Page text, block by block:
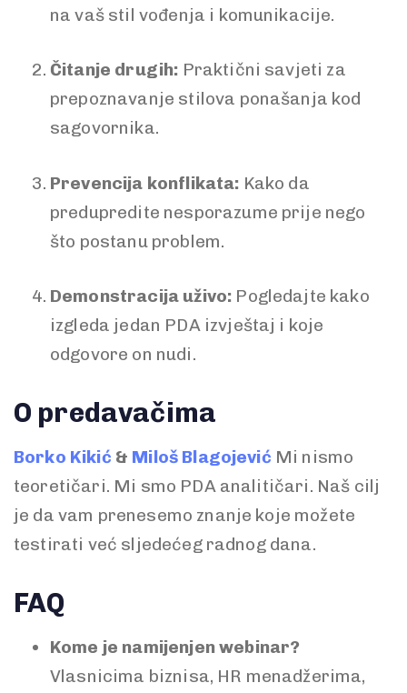
na vaš stil vođenja i komunikacije.
Čitanje drugih: Praktični savjeti za
prepoznavanje stilova ponašanja kod
sagovornika.
Prevencija konflikata: Kako da
predupredite nesporazume prije nego
što postanu problem.
Demonstracija uživo: Pogledajte kako
izgleda jedan PDA izvještaj i koje
odgovore on nudi.
O predavačima
Borko Kikić & Miloš Blagojević Mi nismo
teoretičari. Mi smo PDA analitičari. Naš cilj
je da vam prenesemo znanje koje možete
testirati već sljedećeg radnog dana.
FAQ
Kome je namijenjen webinar?
Vlasnicima biznisa, HR menadžerima,